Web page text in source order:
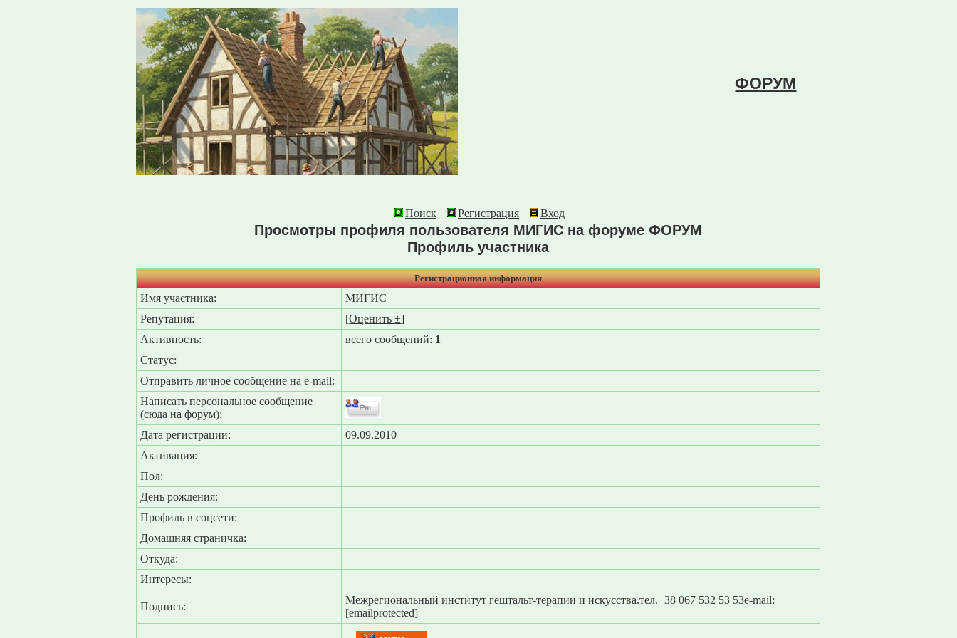
ФОРУМ
Поиск Регистрация Вход
Просмотры профиля пользователя МИГИС на форуме ФОРУМ
Профиль участника
Регистрационная информация
Имя участника:
МИГИС
Репутация:
[Оценить ±]
Активность:
всего сообщений: 1
Статус:
Отправить личное сообщение на e-mail:
Написать персональное сообщение
(сюда на форум):
Дата регистрации:
09.09.2010
Активация:
Пол:
День рождения:
Профиль в соцсети:
Домашняя страничка:
Откуда:
Интересы:
Подпись:
Межрегиональный институт гештальт-терапии и искусства.тел.+38 067 532 53 53e-mail:
[emailprotected]